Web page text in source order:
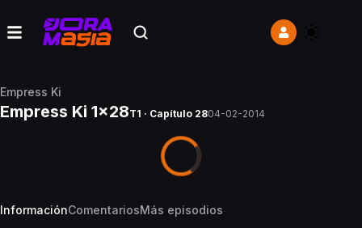
Empress Ki
Empress Ki 1x28T1 · Capítulo 2804-02-2014
InformaciónComentariosMás episodios